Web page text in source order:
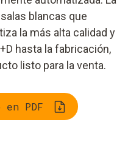
blancas que
la más alta calidad y
hasta la fabricación,
listo para la venta.
PDF